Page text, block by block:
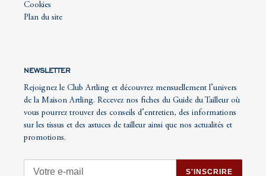
Cookies
Plan du site
NEWSLETTER
Rejoignez le Club Artling et découvrez mensuellement l’univers
de la Maison Artling. Recevez nos fiches du Guide du Tailleur où
vous pourrez trouver des conseils d’entretien, des informations
sur les tissus et des astuces de tailleur ainsi que nos actualités et
promotions.
S'INSCRIRE